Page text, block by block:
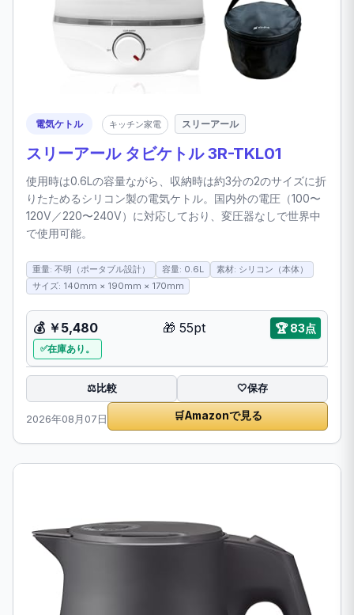
電気ケトル キッチン家電 スリーアール
スリーアール タビケトル 3R-TKL01
使用時は0.6Lの容量ながら、収納時は約3分の2のサイズに折
りたためるシリコン製の電気ケトル。国内外の電圧（100〜
120V／220〜240V）に対応しており、変圧器なしで世界中
で使用可能。
重量: 不明（ポータブル設計） 容量: 0.6L
素材: シリコン（本体）
サイズ: 140mm × 190mm × 170mm
💰 ￥5,480 🎁 55pt 🏆83点
在庫あり。
⚖️比較 🤍保存
2026年08月07日 🛒Amazonで見る